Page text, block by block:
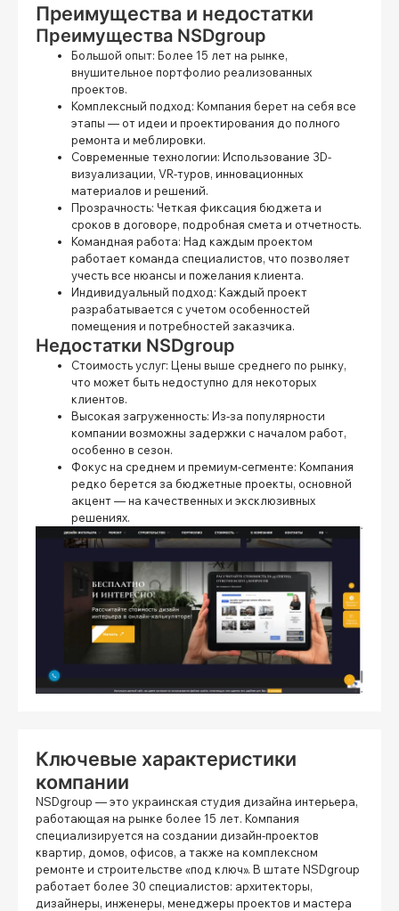
Преимущества и недостатки
Преимущества NSDgroup
Большой опыт: Более 15 лет на рынке,
внушительное портфолио реализованных
проектов.
Комплексный подход: Компания берет на себя все
этапы — от идеи и проектирования до полного
ремонта и меблировки.
Современные технологии: Использование 3D-
визуализации, VR-туров, инновационных
материалов и решений.
Прозрачность: Четкая фиксация бюджета и
сроков в договоре, подробная смета и отчетность.
Командная работа: Над каждым проектом
работает команда специалистов, что позволяет
учесть все нюансы и пожелания клиента.
Индивидуальный подход: Каждый проект
разрабатывается с учетом особенностей
помещения и потребностей заказчика.
Недостатки NSDgroup
Стоимость услуг: Цены выше среднего по рынку,
что может быть недоступно для некоторых
клиентов.
Высокая загруженность: Из-за популярности
компании возможны задержки с началом работ,
особенно в сезон.
Фокус на среднем и премиум-сегменте: Компания
редко берется за бюджетные проекты, основной
акцент — на качественных и эксклюзивных
решениях.
Ключевые характеристики
компании
NSDgroup — это украинская студия дизайна интерьера,
работающая на рынке более 15 лет. Компания
специализируется на создании дизайн-проектов
квартир, домов, офисов, а также на комплексном
ремонте и строительстве «под ключ». В штате NSDgroup
работает более 30 специалистов: архитекторы,
дизайнеры, инженеры, менеджеры проектов и мастера